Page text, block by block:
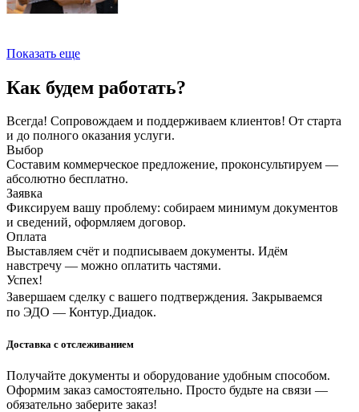
Показать еще
Как будем работать?
Всегда! Сопровождаем и поддерживаем клиентов! От старта
и до полного оказания услуги.
Выбор
Составим коммерческое предложение, проконсультируем —
абсолютно бесплатно.
Заявка
Фиксируем вашу проблему: собираем минимум документов
и сведений, оформляем договор.
Оплата
Выставляем счёт и подписываем документы. Идём
навстречу — можно оплатить частями.
Успех!
Завершаем сделку с вашего подтверждения. Закрываемся
по ЭДО — Контур.Диадок.
Доставка с отслеживанием
Получайте документы и оборудование удобным способом.
Оформим заказ самостоятельно. Просто будьте на связи —
обязательно заберите заказ!